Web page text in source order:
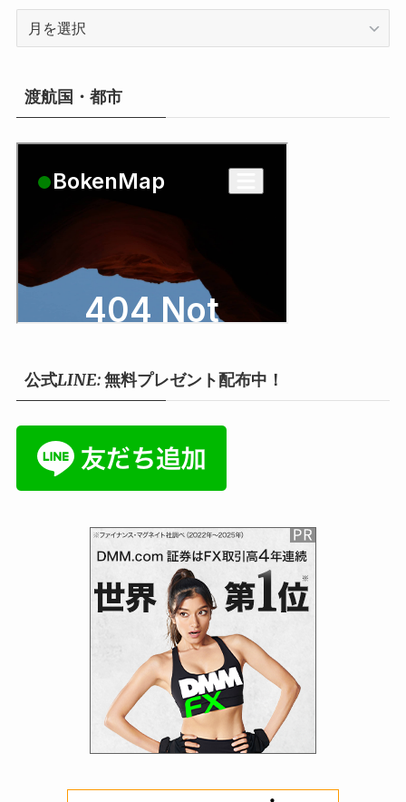
ー
イ
ブ
渡航国・都市
公式LINE: 無料プレゼント配布中！